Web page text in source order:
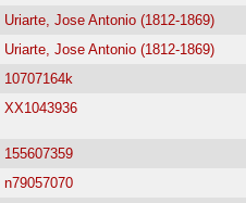
Uriarte, Jose Antonio (1812-1869)
Uriarte, Jose Antonio (1812-1869)
10707164k
XX1043936
155607359
n79057070